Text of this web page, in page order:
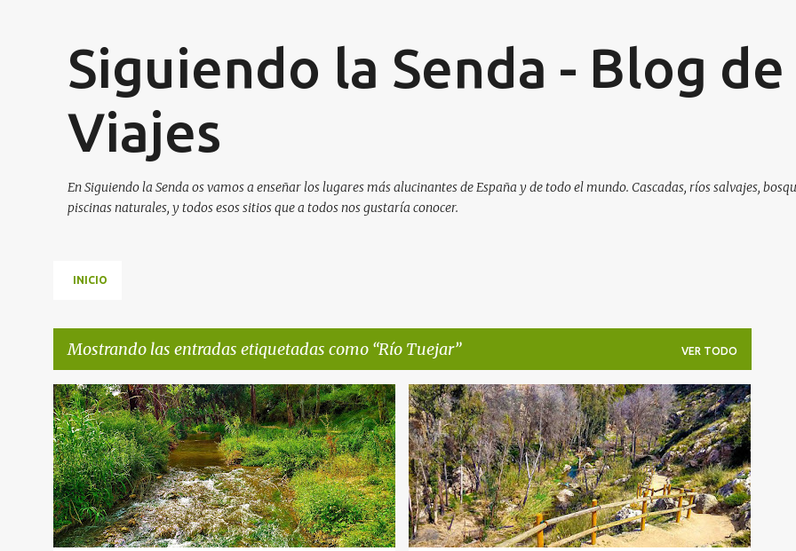
Siguiendo la Senda - Blog de
Viajes
En Siguiendo la Senda os vamos a enseñar los lugares más alucinantes de España y de todo el mundo. Cascadas, ríos salvajes,
piscinas naturales, y todos esos sitios que a todos nos gustaría conocer.
INICIO
Mostrando las entradas etiquetadas como Río Tuejar VER TODO
E
n
t
r
a
d
CHELVA ERMITA SAN CRISTÓBAL LA PLAYETA +6 ACUEDUCTO ROMANO CALLE CHELVA +2